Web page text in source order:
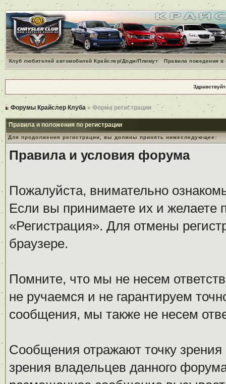
Клуб любителей автомобилей Крайслер/Додж/Плимут Правила поведения
Форумы Крайслер Клуба » Форма регистрации
Правила и положения по регистрации
Для продолжения регистрации, вы должны принять нижеследующее:
Правила и условия форума
Пожалуйста, внимательно
Если вы принимаете их и желаете
«Регистрация». Для отмены
браузере.
Помните, что мы не несем
не ручаемся и не гарантируем
сообщения, мы также не несем
Сообщения отражают точку
зрения владельцев данного